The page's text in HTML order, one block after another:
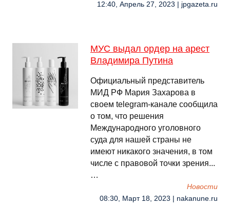
12:40, Апрель 27, 2023 | jpgazeta.ru
МУС выдал ордер на арест
Владимира Путина
Официальный представитель
МИД РФ Мария Захарова в
своем telegram-канале сообщила
о том, что решения
Международного уголовного
суда для нашей страны не
имеют никакого значения, в том
числе с правовой точки зрения...
…
Новости
08:30, Март 18, 2023 | nakanune.ru